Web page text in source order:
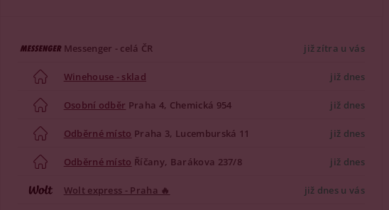
Messenger - celá ČR již zítra u vás
Winehouse - sklad již dnes
Osobní odběr Praha 4, Chemická 954 již dnes
Odběrné místo Praha 3, Lucemburská 11 již dnes
Odběrné místo Říčany, Barákova 237/8 již dnes
Wolt express - Praha 🔥 již dnes u vás